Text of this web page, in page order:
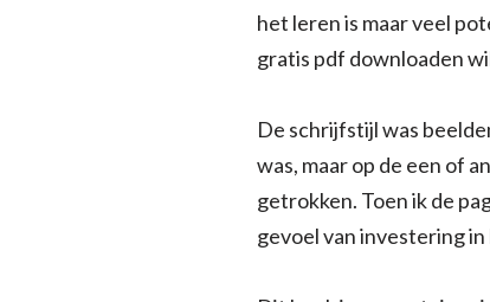
het leren is maar veel
gratis pdf downloaden
De schrijfstijl was
was, maar op de een of
getrokken. Toen ik de
gevoel van investering